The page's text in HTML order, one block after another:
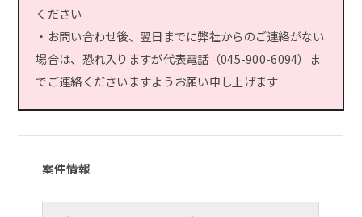
ください
・お問い合わせ後、翌日までに弊社からのご連絡がない
場合は、恐れ入りますが代表電話（045-900-6094）ま
でご連絡くださいますようお願い申し上げます
案件情報